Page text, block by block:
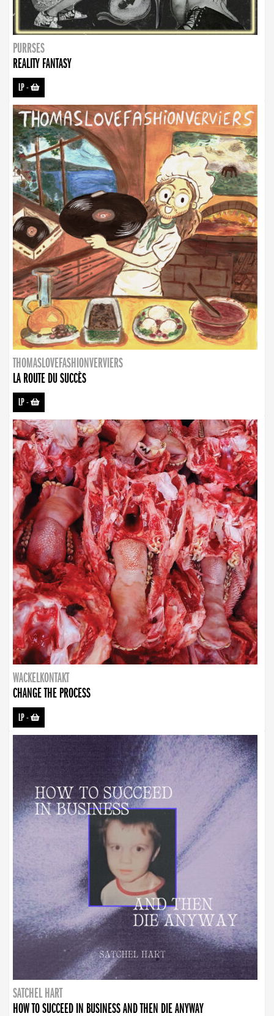
PURRSES
REALITY FANTASY
LP-
THOMASLOVEFASHIONVERVIERS
LA ROUTE DU SUCCÈS
LP-
WACKELKONTAKT
CHANGE THE PROCESS
LP-
SATCHEL HART
HOW TO SUCCEED IN BUSINESS AND THEN DIE ANYWAY